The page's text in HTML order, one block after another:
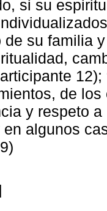
si su
de su familia
de
y respeto
algunos